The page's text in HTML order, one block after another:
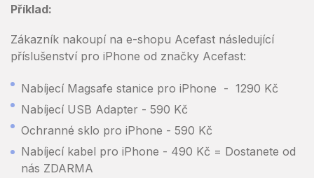
Příklad:
Zákazník nakoupí na e-shopu Acefast následující
příslušenství pro iPhone od značky Acefast:
Nabíjecí Magsafe stanice pro iPhone - 1290 Kč
Nabíjecí USB Adapter - 590 Kč
Ochranné sklo pro iPhone - 590 Kč
Nabíjecí kabel pro iPhone - 490 Kč = Dostanete od
nás ZDARMA